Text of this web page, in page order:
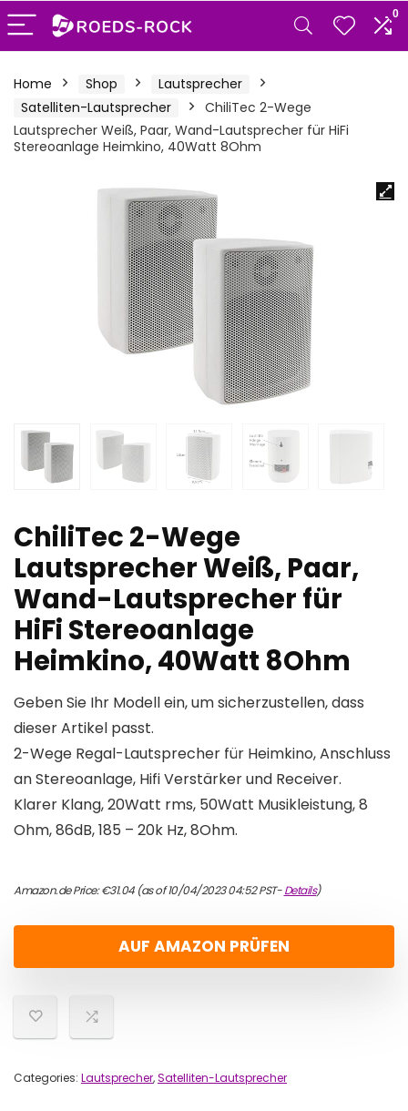
0
Home Shop
Lautsprecher
Satelliten-Lautsprecher
ChiliTec 2-Wege
Lautsprecher Weiß, Paar, Wand-Lautsprecher für HiFi
Stereoanlage Heimkino, 40Watt 8Ohm
ChiliTec 2-Wege
Lautsprecher Weiß, Paar,
Wand-Lautsprecher für
HiFi Stereoanlage
Heimkino, 40Watt 8Ohm
Geben Sie Ihr Modell ein, um sicherzustellen, dass
dieser Artikel passt.
2-Wege Regal-Lautsprecher für Heimkino, Anschluss
an Stereoanlage, Hifi Verstärker und Receiver.
Klarer Klang, 20Watt rms, 50Watt Musikleistung, 8
Ohm, 86dB, 185 – 20k Hz, 8Ohm.
Amazon.de Price:€31.04(as of 10/04/2023 04:52 PST-Details)
AUF AMAZON PRÜFEN
Categories: Lautsprecher,Satelliten-Lautsprecher